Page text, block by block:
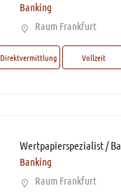
Banking
Raum Frankfurt
Direktvermittlung Vollzeit
Banking
Raum Frankfurt